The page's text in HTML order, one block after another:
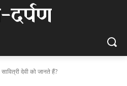
दर्पण
देवी को जानते हैं?